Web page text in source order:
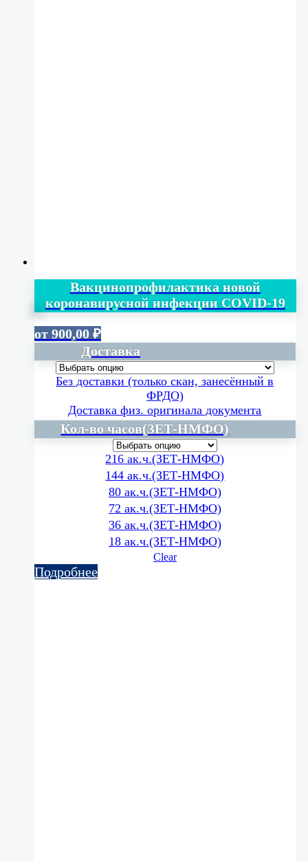
Вакцинопрофилактика новой
коронавирусной инфекции COVID-19
от 900,00 ₽
Доставка
Без доставки (только скан, занесённый в
ФРДО)
Доставка физ. оригинала документа
Кол-во часов(ЗЕТ-НМФО)
216 ак.ч.(ЗЕТ-НМФО)
144 ак.ч.(ЗЕТ-НМФО)
80 ак.ч.(ЗЕТ-НМФО)
72 ак.ч.(ЗЕТ-НМФО)
36 ак.ч.(ЗЕТ-НМФО)
18 ак.ч.(ЗЕТ-НМФО)
Clear
Подробнее